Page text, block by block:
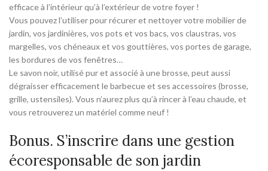
efficace à l’intérieur qu’à l’extérieur de votre foyer !
Vous pouvez l’utiliser pour récurer et nettoyer votre mobilier de
jardin, vos jardinières, vos pots et vos bacs, vos claustras, vos
margelles, vos chéneaux et vos gouttières, vos portes de garage,
les bordures de vos fenêtres…
Le savon noir, utilisé pur et associé à une brosse, peut aussi
dégraisser efficacement le barbecue et ses accessoires (brosse,
grille, ustensiles). Vous n’aurez plus qu’à rincer à l’eau chaude, et
vous retrouverez un matériel comme neuf !
Bonus. S’inscrire dans une gestion
écoresponsable de son jardin